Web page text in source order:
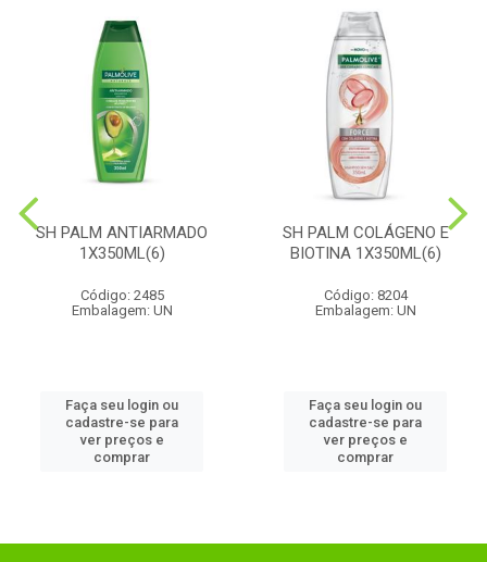
SH PALM ANTIARMADO
1X350ML(6)
Código: 2485
Embalagem: UN
Faça seu login ou
cadastre-se para
ver preços e
comprar
SH PALM COLÁGENO E
BIOTINA 1X350ML(6)
Código: 8204
Embalagem: UN
Faça seu login ou
cadastre-se para
ver preços e
comprar